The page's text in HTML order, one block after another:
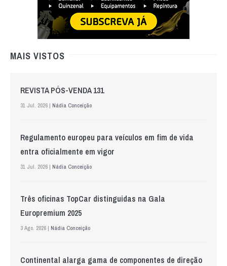
MAIS VISTOS
REVISTA PÓS-VENDA 131
31 Jul. 2026 | Nádia Conceição
Regulamento europeu para veículos em fim de vida
entra oficialmente em vigor
31 Jul. 2026 | Nádia Conceição
Três oficinas TopCar distinguidas na Gala
Europremium 2025
3 Ago. 2026 | Nádia Conceição
Continental alarga gama de componentes de direção